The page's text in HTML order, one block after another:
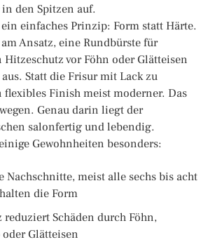
den Spitzen auf.
einfaches Prinzip: Form statt Härte.
Ansatz, eine Rundbürste für
vor Föhn oder Glätteisen
Statt die Frisur mit Lack zu
flexibles Finish meist moderner. Das
Genau darin liegt der
salonfertig und lebendig.
Gewohnheiten besonders:
Nachschnitte, meist alle sechs bis acht
die Form
reduziert Schäden durch Föhn,
Glätteisen